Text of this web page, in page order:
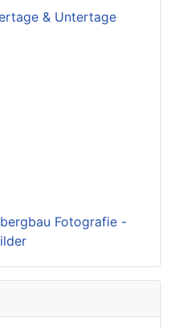
& Untertage
Fotografie -